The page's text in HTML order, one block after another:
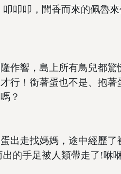
叩叩，聞香而來的佩魯
作響，島上所有鳥兒都
行！銜著蛋也不是、抱
？
出走找媽媽，途中經歷了
的手足被人類帶走了!咻